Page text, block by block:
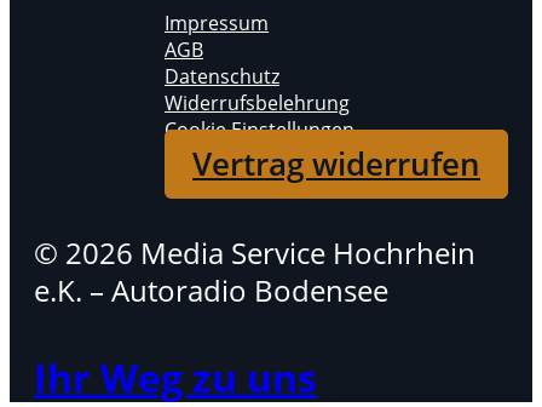
Impressum
AGB
Datenschutz
Widerrufsbelehrung
Cookie Einstellungen
Vertrag widerrufen
© 2026 Media Service Hochrhein
e.K. – Autoradio Bodensee
Ihr Weg zu uns